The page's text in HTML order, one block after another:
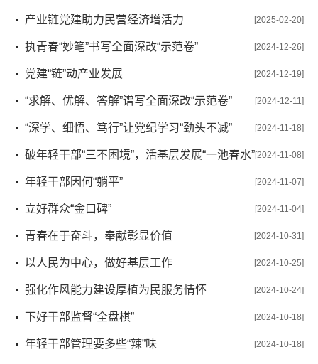
[2025-02-20]
产业链党建助力民营经济增活力
[2024-12-26]
执青春“妙笔”书写全面深改“示范卷”
[2024-12-19]
党建“链”动产业发展
[2024-12-11]
“求解、优解、答解”谱写全面深改“示范卷”
[2024-11-18]
“深学、细悟、笃行”让党纪学习“劲头不减”
[2024-11-08]
破年轻干部“三不困境”，活基层发展“一池春水”
[2024-11-07]
年轻干部因何“躺平”
[2024-11-04]
立好群众“金口碑”
[2024-10-31]
青春在于奋斗，奉献彰显价值
[2024-10-25]
以人民为中心，做好基层工作
[2024-10-24]
强化作风能力建设厚植为民服务情怀
[2024-10-18]
下好干部监督“全盘棋”
[2024-10-18]
年轻干部管理要多些“辣”味